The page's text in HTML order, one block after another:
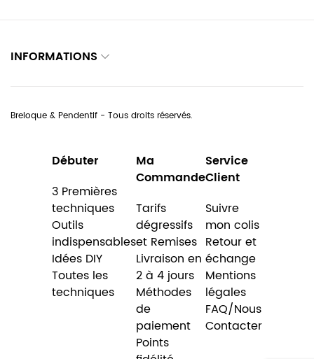
INFORMATIONS
Breloque & Pendentif - Tous droits réservés.
Débuter
3 Premières
techniques
Outils
indispensables
Idées DIY
Toutes les
techniques
Ma
Commande
Tarifs
dégressifs
et Remises
Livraison en
2 à 4 jours
Méthodes
de
paiement
Points
Service
Client
Suivre
mon colis
Retour et
échange
Mentions
légales
FAQ/Nous
Contacter